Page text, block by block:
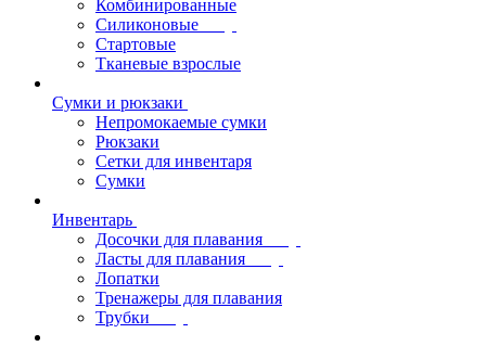
Комбинированные
Силиконовые
Стартовые
Тканевые взрослые
Сумки и рюкзаки
Непромокаемые сумки
Рюкзаки
Сетки для инвентаря
Сумки
Инвентарь
Досочки для плавания
Ласты для плавания
Лопатки
Тренажеры для плавания
Трубки